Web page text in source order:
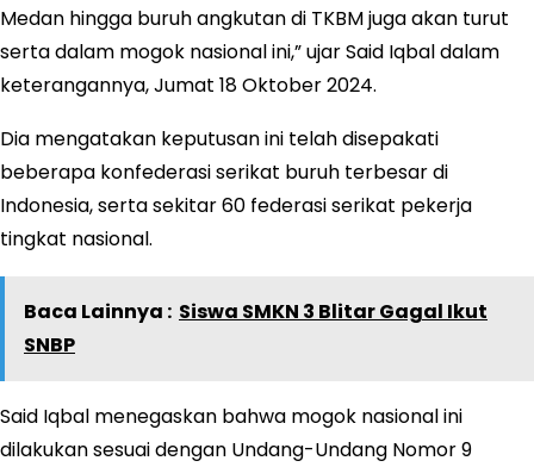
Medan hingga buruh angkutan di TKBM juga akan turut
serta dalam mogok nasional ini,” ujar Said Iqbal dalam
keterangannya, Jumat 18 Oktober 2024.
Dia mengatakan keputusan ini telah disepakati
beberapa konfederasi serikat buruh terbesar di
Indonesia, serta sekitar 60 federasi serikat pekerja
tingkat nasional.
Baca Lainnya : Siswa SMKN 3 Blitar Gagal Ikut
SNBP
Said Iqbal menegaskan bahwa mogok nasional ini
dilakukan sesuai dengan Undang-Undang Nomor 9